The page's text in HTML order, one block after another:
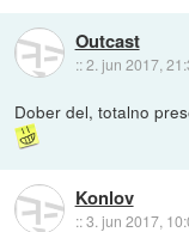
Outcast
::2. jun 2017,
Dober del, totalno
Konlov
::3. jun 2017,